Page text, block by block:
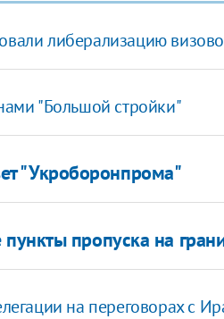
либерализацию
"Большой стройки"
"Укроборонпрома"
пропуска на
на переговорах с